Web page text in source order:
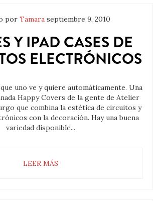
por Tamara septiembre 9, 2010
Y IPAD CASES DE
ELECTRÓNICOS
uno ve y quiere automáticamente. Una
Happy Covers de la gente de Atelier
que combina la estética de circuitos y
con la decoración. Hay una buena
variedad disponible...
LEER MÁS